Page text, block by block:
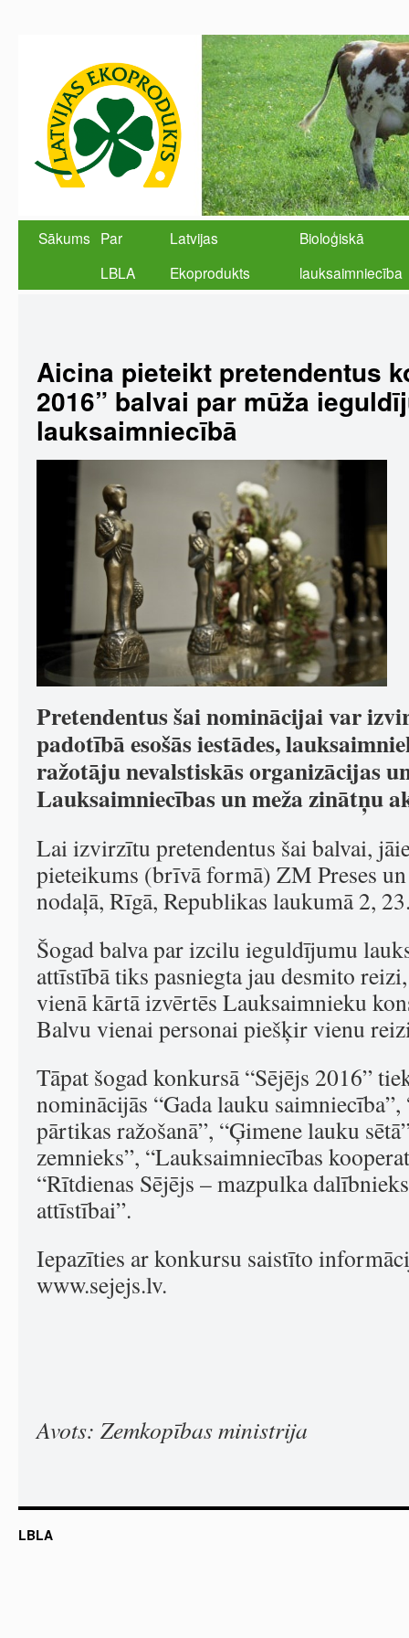
Sākums Par
LBLA
Latvijas
Ekoprodukts
Bioloģiskā
lauksaimniecība
Aicina pieteikt pretendentus
2016” balvai par mūža
lauksaimniecībā
Pretendentus šai nominācijai var
padotībā esošās iestādes,
ražotāju nevalstiskās organizācijas
Lauksaimniecības un meža zinātņu
Lai izvirzītu pretendentus šai balvai,
pieteikums (brīvā formā) ZM Preses
nodaļā, Rīgā, Republikas laukumā 2,
Šogad balva par izcilu ieguldījumu
attīstībā tiks pasniegta jau desmito
vienā kārtā izvērtēs Lauksaimnieku
Balvu vienai personai piešķir vienu
Tāpat šogad konkursā “Sējējs 2016”
nominācijās “Gada lauku saimniecība”,
pārtikas ražošanā”, “Ģimene lauku
zemnieks”, “Lauksaimniecības
“Rītdienas Sējējs – mazpulka
attīstībai”.
Iepazīties ar konkursu saistīto
www.sejejs.lv.
Avots: Zemkopības ministrija
LBLA